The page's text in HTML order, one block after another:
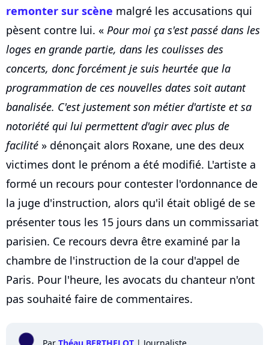
remonter sur scène malgré les accusations qui
pèsent contre lui. « Pour moi ça s'est passé dans les
loges en grande partie, dans les coulisses des
concerts, donc forcément je suis heurtée que la
programmation de ces nouvelles dates soit autant
banalisée. C'est justement son métier d'artiste et sa
notoriété qui lui permettent d'agir avec plus de
facilité » dénonçait alors Roxane, une des deux
victimes dont le prénom a été modifié. L'artiste a
formé un recours pour contester l'ordonnance de
la juge d'instruction, alors qu'il était obligé de se
présenter tous les 15 jours dans un commissariat
parisien. Ce recours devra être examiné par la
chambre de l'instruction de la cour d'appel de
Paris. Pour l'heure, les avocats du chanteur n'ont
pas souhaité faire de commentaires.